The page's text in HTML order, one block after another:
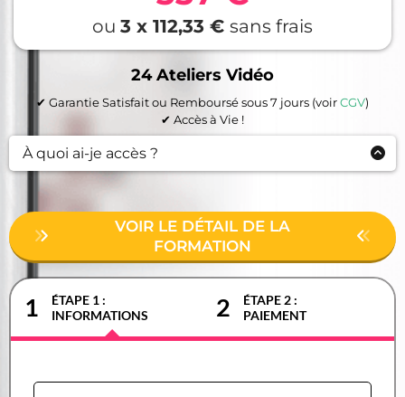
ou 3 x 112,33 € sans frais
24 Ateliers Vidéo
✔︎ Garantie Satisfait ou Remboursé sous 7 jours (voirCGV)
✔︎ Accès à Vie !
À quoi ai-je accès ?
24 Ateliers Vidéoguidés pas à pas pour apprendre à
1 Ebookcomplet au format PDF
Tous les Secrets de Chefs pour réussir
8 Questions résoluespour corriger ses erreurs
Accès à vie !
Accès exclusif à vie à mon Groupe Privé📱
VOIR LE DÉTAIL DE LA
FORMATION
1
ÉTAPE 1 :
INFORMATIONS
2
ÉTAPE 2 :
PAIEMENT